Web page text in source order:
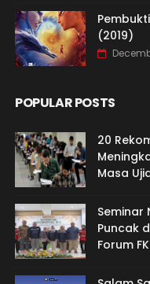
(2019)
POPULAR POSTS
20
Masa
Seminar
Puncak
Forum